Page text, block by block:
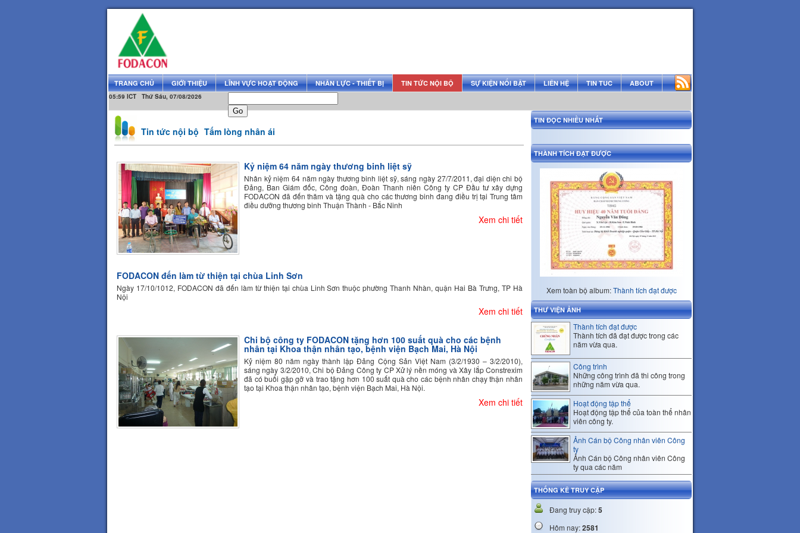
TRANG CHỦ GIỚI THIỆU LĨNH VỰC HOẠT ĐỘNG NHÂN LỰC - THIẾT BỊ TIN TỨC NỘI BỘ SỰ KIỆN NỔI BẬT LIÊN HỆ TIN TUC ABOUT
05:59 ICT Thứ Sáu, 07/08/2026
Tin tức nội bộ Tấm lòng nhân ái
Kỷ niệm 64 năm ngày thương binh liệt sỹ
Nhân kỷ niệm 64 năm ngày thương binh liệt sỹ, sáng ngày 27/7/2011, đại diện chi bộ
Đảng, Ban Giám đốc, Công đoàn, Đoàn Thanh niên Công ty CP Đầu tư xây dựng
FODACON đã đến thăm và tặng quà cho các thương binh đang điều trị tại Trung tâm
điều dưỡng thương binh Thuận Thành - Bắc Ninh
Xem chi tiết
FODACON đến làm từ thiện tại chùa Linh Sơn
Ngày 17/10/1012, FODACON đã đến làm từ thiện tại chùa Linh Sơn thuộc phường Thanh Nhàn, quận Hai Bà Trưng, TP Hà
Nội
Xem chi tiết
Chi bộ công ty FODACON tặng hơn 100 suất quà cho các bệnh
nhân tại Khoa thận nhân tạo, bệnh viện Bạch Mai, Hà Nội
Kỷ niệm 80 năm ngày thành lập Đảng Cộng Sản Việt Nam (3/2/1930 – 3/2/2010),
sáng ngày 3/2/2010, Chi bộ Đảng Công ty CP Xử lý nền móng và Xây lắp Constrexim
đã có buổi gặp gỡ và trao tặng hơn 100 suất quà cho các bệnh nhân chạy thận nhân
tạo tại Khoa thận nhân tạo, bệnh viện Bạch Mai, Hà Nội.
Xem chi tiết
TIN ĐỌC NHIỀU NHẤT
THÀNH TÍCH ĐẠT ĐƯỢC
Xem toàn bộ album:Thành tích đạt được
THƯ VIỆN ẢNH
Thành tích đạt được
Thành tích đã đạt được trong các
năm vừa qua.
Công trình
Những công trình đã thi công trong
những năm vừa qua.
Hoạt động tập thể
Hoạt động tập thể của toàn thể nhân
viên công ty.
Ảnh Cán bộ Công nhân viên Công
ty
Ảnh Cán bộ Công nhân viên Công
ty qua các năm
THỐNG KÊ TRUY CẬP
Đang truy cập:5
Hôm nay:2581